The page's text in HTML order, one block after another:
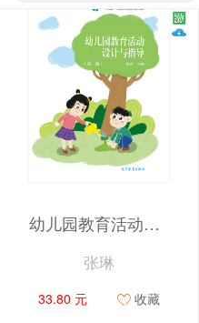
幼儿园教育活动设计与指导（第二版）
张琳
33.80 元 收藏